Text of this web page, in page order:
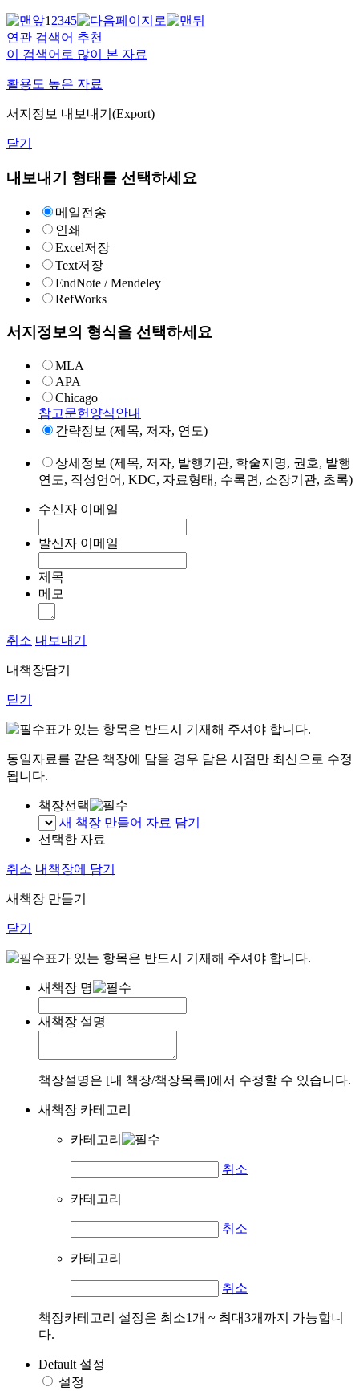
12345
연관 검색어 추천
이 검색어로 많이 본 자료
활용도 높은 자료
서지정보 내보내기(Export)
닫기
내보내기 형태를 선택하세요
메일전송
인쇄
Excel저장
Text저장
EndNote / Mendeley
RefWorks
서지정보의 형식을 선택하세요
MLA
APA
Chicago
참고문헌양식안내
간략정보 (제목, 저자, 연도)
상세정보 (제목, 저자, 발행기관, 학술지명, 권호, 발행
연도, 작성언어, KDC, 자료형태, 수록면, 소장기관, 초록)
수신자 이메일
발신자 이메일
제목
메모
취소 내보내기
내책장담기
닫기
표가 있는 항목은 반드시 기재해 주셔야 합니다.
동일자료를 같은 책장에 담을 경우 담은 시점만 최신으로 수정
됩니다.
책장선택
새 책장 만들어 자료 담기
선택한 자료
취소 내책장에 담기
새책장 만들기
닫기
표가 있는 항목은 반드시 기재해 주셔야 합니다.
새책장 명
새책장 설명
책장설명은 [내 책장/책장목록]에서 수정할 수 있습니다.
새책장 카테고리
카테고리
취소
카테고리
취소
카테고리
취소
책장카테고리 설정은 최소1개 ~ 최대3개까지 가능합니
다.
Default 설정
설정